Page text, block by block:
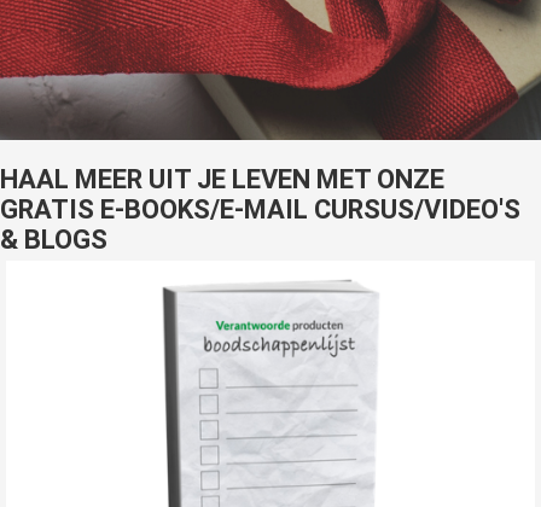
HAAL MEER UIT JE LEVEN MET ONZE
GRATIS E-BOOKS/E-MAIL CURSUS/VIDEO'S
& BLOGS
kan de
niet
worden
om